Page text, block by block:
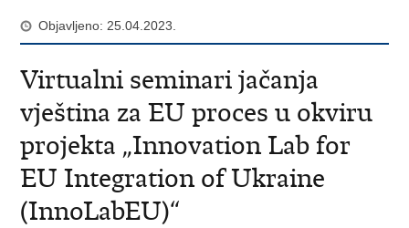
Objavljeno: 25.04.2023.
Virtualni seminari jačanja
vještina za EU proces u okviru
projekta „Innovation Lab for
EU Integration of Ukraine
(InnoLabEU)“